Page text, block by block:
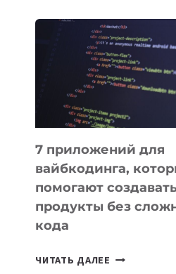
ПОЛЕЗНЫХ
ДЛЯ
РАБОТЫ
7 приложений для
вайбкодинга,
помогают
продукты без
кода
ЧИТАТЬ ДАЛЕЕ